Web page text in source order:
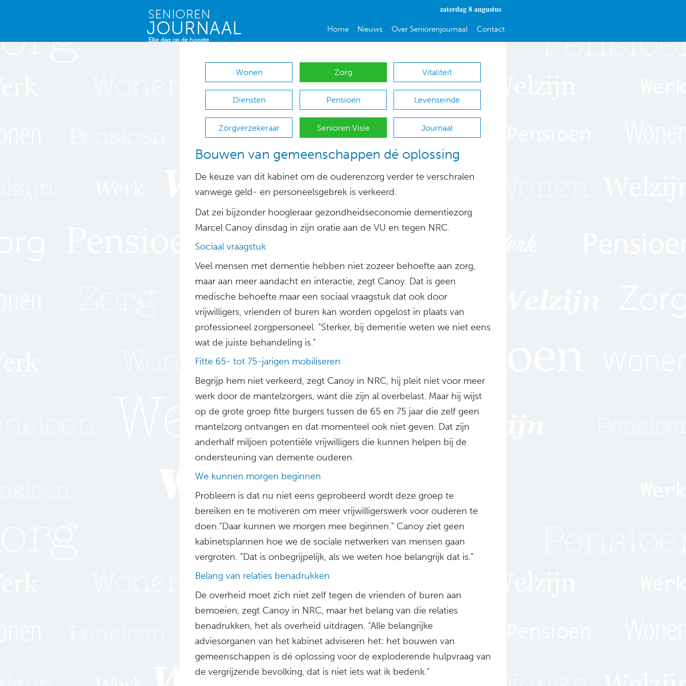
zaterdag 8 augustus
Home Nieuws Over Seniorenjournaal Contact
Wonen Zorg Vitaliteit
Diensten Pensioen Levenseinde
Zorgverzekeraar Senioren Visie Journaal
Bouwen van gemeenschappen dé oplossing
De keuze van dit kabinet om de ouderenzorg verder te verschralen
vanwege geld- en personeelsgebrek is verkeerd.
Dat zei bijzonder hoogleraar gezondheidseconomie dementiezorg
Marcel Canoy dinsdag in zijn oratie aan de VU en tegen NRC.
Sociaal vraagstuk
Veel mensen met dementie hebben niet zozeer behoefte aan zorg,
maar aan meer aandacht en interactie, zegt Canoy. Dat is geen
medische behoefte maar een sociaal vraagstuk dat ook door
vrijwilligers, vrienden of buren kan worden opgelost in plaats van
professioneel zorgpersoneel. “Sterker, bij dementie weten we niet eens
wat de juiste behandeling is.”
Fitte 65- tot 75-jarigen mobiliseren
Begrijp hem niet verkeerd, zegt Canoy in NRC, hij pleit niet voor meer
werk door de mantelzorgers, want die zijn al overbelast. Maar hij wijst
op de grote groep fitte burgers tussen de 65 en 75 jaar die zelf geen
mantelzorg ontvangen en dat momenteel ook niet geven. Dat zijn
anderhalf miljoen potentiële vrijwilligers die kunnen helpen bij de
ondersteuning van demente ouderen.
We kunnen morgen beginnen
Probleem is dat nu niet eens geprobeerd wordt deze groep te
bereiken en te motiveren om meer vrijwilligerswerk voor ouderen te
doen.“Daar kunnen we morgen mee beginnen.” Canoy ziet geen
kabinetsplannen hoe we de sociale netwerken van mensen gaan
vergroten. “Dat is onbegrijpelijk, als we weten hoe belangrijk dat is.”
Belang van relaties benadrukken
De overheid moet zich niet zelf tegen de vrienden of buren aan
bemoeien, zegt Canoy in NRC, maar het belang van die relaties
benadrukken, het als overheid uitdragen. “Alle belangrijke
adviesorganen van het kabinet adviseren het: het bouwen van
gemeenschappen is dé oplossing voor de exploderende hulpvraag van
de vergrijzende bevolking, dat is niet iets wat ik bedenk.”